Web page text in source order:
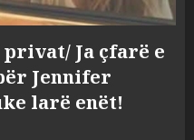
Ja çfarë e
Jennifer
larë enët!